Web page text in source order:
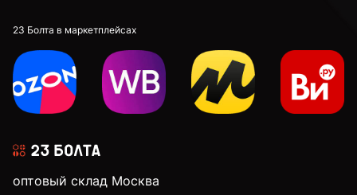
23 Болта в маркетплейсах
оптовый склад Москва